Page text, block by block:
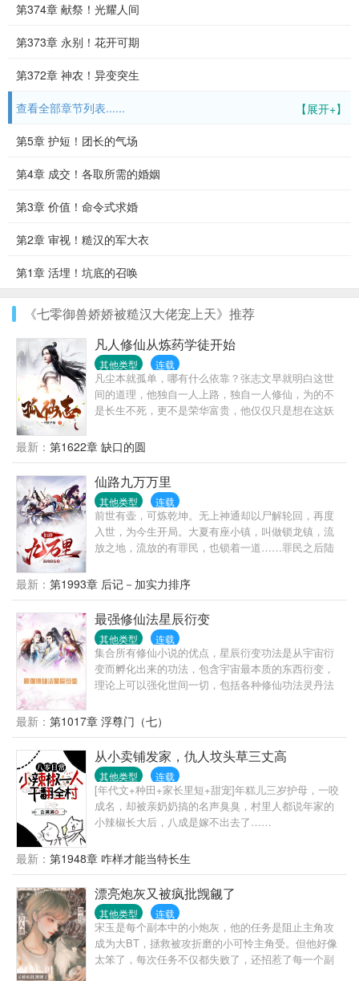
第374章 献祭！光耀人间
第373章 永别！花开可期
第372章 神农！异变突生
【展开+】
查看全部章节列表......
第5章 护短！团长的气场
第4章 成交！各取所需的婚姻
第3章 价值！命令式求婚
第2章 审视！糙汉的军大衣
第1章 活埋！坑底的召唤
《七零御兽娇娇被糙汉大佬宠上天》推荐
凡人修仙从炼药学徒开始
其他类型 连载
凡尘本就孤单，哪有什么依靠？张志文早就明白这世
间的道理，他独自一人上路，独自一人修仙，为的不
是长生不死，更不是荣华富贵，他仅仅只是想在这妖
遍三界，一往无前。
最新： 第1622章 缺口的圆
仙路九万万里
其他类型 连载
前世有壶，可炼乾坤。无上神通却以尸解轮回，再度
入世，为今生开局。大夏有座小镇，叫做锁龙镇，流
放之地，流放的有罪民，也锁着一道……罪民之后陆
尊壶。梦中岁月长，壶里乾坤大。一路前行，画过九
尾狐妖的脸儿，推开过酆都的门，亲眼所见炸开了石
头蹦出了猿……天门不高，且留人间。原来那接引万
族修行者过天门的人，竟然是她。（慢热，点看绝不
后悔。”
最新： 第1993章 后记－加实力排序
最强修仙法星辰衍变
其他类型 连载
集合所有修仙小说的优点，星辰衍变功法是从宇宙衍
变而孵化出来的功法，包含宇宙最本质的东西衍变，
理论上可以强化世间一切，包括各种修仙功法灵丹法
的世界而领悟出的功法。现在的世界包括低级的人
界，中级的灵异界和高级的仙界和极魔界等三千大界
面。宇宙衍变的过程非常久远，可能有几百亿年甚至
几千亿年才慢慢衍变成有灵性适合生命生存的世界。
数亿年前还是洪荒时期，星辰衍变是最为强大的仙祖
得到一个神物，从神物中领悟出的功法。可惜，匹夫
无罪怀璧其罪，仙祖凭此功法也超越了仙界最高仙祖
境界，达到了唯一一个超仙境，自己成为所有仙人的
功法，联合暗算围攻他，一个超仙境也难敌所有仙祖
魔祖围攻，最后用了星辰衍变里一强大招式，他和所
有仙祖魔祖一起同归于尽，洪荒时期就此结束。数亿
年后，一个小小人界的凡人林翰，身负血海深仇，得
人指点踏入修仙界，筑基后报仇雪恨，因得到功法从
此纵横修仙界。在这个无尽的宇宙，存在有很多界
面，各种奇遇和资质好的修仙者都有，最强的修仙功
最新： 第1017章 浮尊门（七）
从小卖铺发家，仇人坟头草三丈高
其他类型 连载
[年代文+种田+家长里短+甜宠]年糕儿三岁护母，一咬
成名，却被亲奶奶搞的名声臭臭，村里人都说年家的
小辣椒长大后，八成是嫁不出去了……
最新： 第1948章 咋样才能当特长生
漂亮炮灰又被疯批觊觎了
其他类型 连载
宋玉是每个副本中的小炮灰，他的任务是阻止主角攻
成为大BT，拯救被攻折磨的小可怜主角受。但他好像
太笨了，每次任务不仅都失败了，还招惹了每一个副